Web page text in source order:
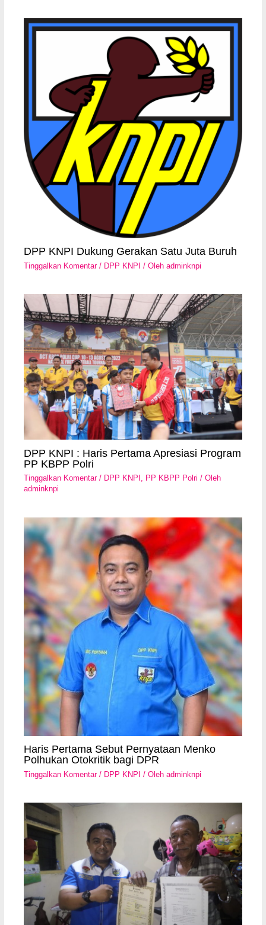
DPP KNPI Dukung Gerakan Satu Juta Buruh
Tinggalkan Komentar / DPP KNPI / Olehadminknpi
DPP KNPI : Haris Pertama Apresiasi Program
PP KBPP Polri
Tinggalkan Komentar / DPP KNPI , PP KBPP Polri / Oleh
adminknpi
Haris Pertama Sebut Pernyataan Menko
Polhukan Otokritik bagi DPR
Tinggalkan Komentar / DPP KNPI / Olehadminknpi